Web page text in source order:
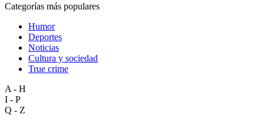
Categorías más populares
Humor
Deportes
Noticias
Cultura y sociedad
True crime
A - H
I - P
Q - Z